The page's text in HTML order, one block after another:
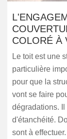
COLORÉ À
Le toit est une
particulière
pour que la
vont se faire
dégradations.
d'étanchéité.
sont à